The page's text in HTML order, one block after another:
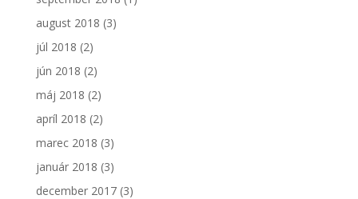
august 2018 (3)
júl 2018 (2)
jún 2018 (2)
máj 2018 (2)
apríl 2018 (2)
marec 2018 (3)
január 2018 (3)
december 2017(3)